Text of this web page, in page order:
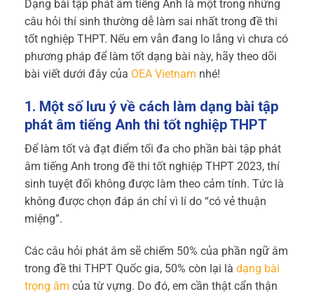
Dạng bài tập phát âm tiếng Anh là một trong những
câu hỏi thí sinh thường dễ làm sai nhất trong đề thi
tốt nghiệp THPT. Nếu em vẫn đang lo lắng vì chưa có
phương pháp để làm tốt dạng bài này, hãy theo dõi
bài viết dưới đây của OEA Vietnam nhé!
1. Một số lưu ý về cách làm dạng bài tập
phát âm tiếng Anh thi tốt nghiệp THPT
Để làm tốt và đạt điểm tối đa cho phần bài tập phát
âm tiếng Anh trong đề thi tốt nghiệp THPT 2023, thí
sinh tuyệt đối không được làm theo cảm tính. Tức là
không được chọn đáp án chỉ vì lí do “có vẻ thuận
miệng”.
Các câu hỏi phát âm sẽ chiếm 50% của phần ngữ âm
trong đề thi THPT Quốc gia, 50% còn lại là dạng bài
trọng âm của từ vựng. Do đó, em cần thật cẩn thận